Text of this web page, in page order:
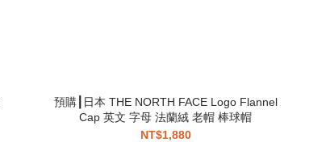
預購┃日本 THE NORTH FACE Logo Flannel
Cap 英文 字母 法蘭絨 老帽 棒球帽
NT$1,880